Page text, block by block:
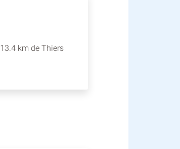
13.4 km de Thiers